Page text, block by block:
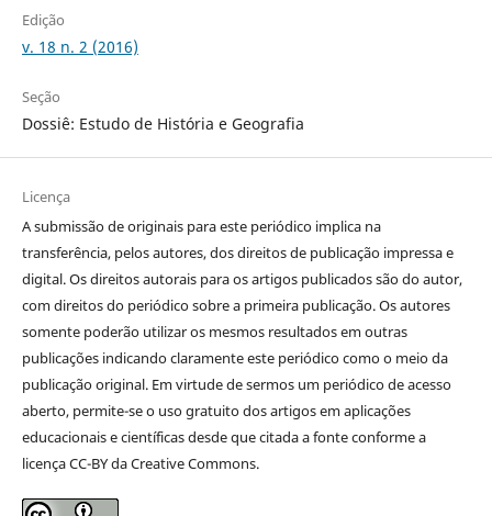
Edição
v. 18 n. 2 (2016)
Seção
Dossiê: Estudo de História e Geografia
Licença
A submissão de originais para este periódico implica na
transferência, pelos autores, dos direitos de publicação impressa e
digital. Os direitos autorais para os artigos publicados são do autor,
com direitos do periódico sobre a primeira publicação. Os autores
somente poderão utilizar os mesmos resultados em outras
publicações indicando claramente este periódico como o meio da
publicação original. Em virtude de sermos um periódico de acesso
aberto, permite-se o uso gratuito dos artigos em aplicações
educacionais e científicas desde que citada a fonte conforme a
licença CC-BY da Creative Commons.